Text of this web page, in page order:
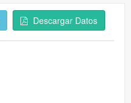
Descargar Datos